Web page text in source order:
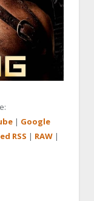
| Google
RSS | RAW |